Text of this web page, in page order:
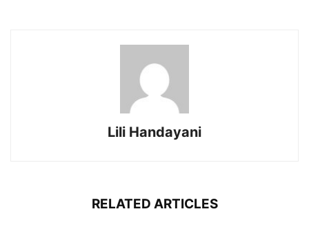
Lili Handayani
RELATED ARTICLES